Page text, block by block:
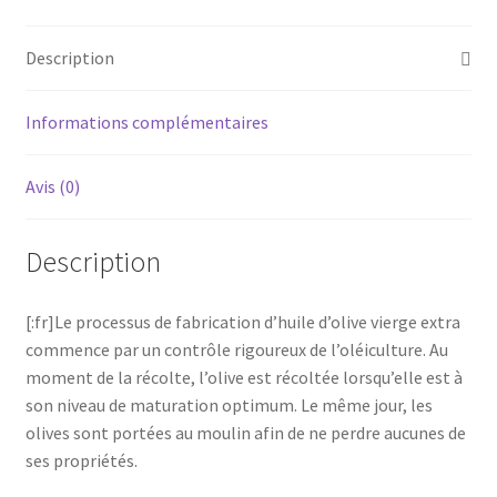
83.90€/U
16.78€/L[:]
Description
Informations complémentaires
Avis (0)
Description
[:fr]Le processus de fabrication d’huile d’olive vierge extra
commence par un contrôle rigoureux de l’oléiculture. Au
moment de la récolte, l’olive est récoltée lorsqu’elle est à
son niveau de maturation optimum. Le même jour, les
olives sont portées au moulin afin de ne perdre aucunes de
ses propriétés.